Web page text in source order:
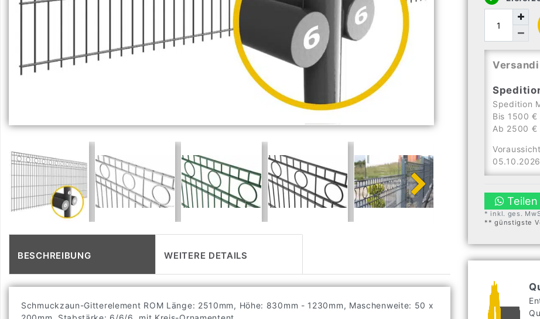
BESCHREIBUNG WEITERE DETAILS
Schmuckzaun-Gitterelement ROM Länge: 2510mm, Höhe: 830mm - 1230mm, Maschenweite: 50 x
Spedition
Bis 1500
Ab 2500 €
05.10.2026
Teilen
* inkl. ges.
** günstigste